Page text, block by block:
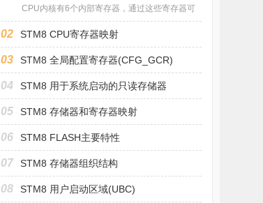
CPU内核有6个内部寄存器，通过这些寄存器可
02 STM8 CPU寄存器映射
03 STM8 全局配置寄存器(CFG_GCR)
04 STM8 用于系统启动的只读存储器
05 STM8 存储器和寄存器映射
06 STM8 FLASH主要特性
07 STM8 存储器组织结构
08 STM8 用户启动区域(UBC)